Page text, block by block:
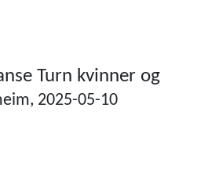
Turn kvinner og
2025-05-10